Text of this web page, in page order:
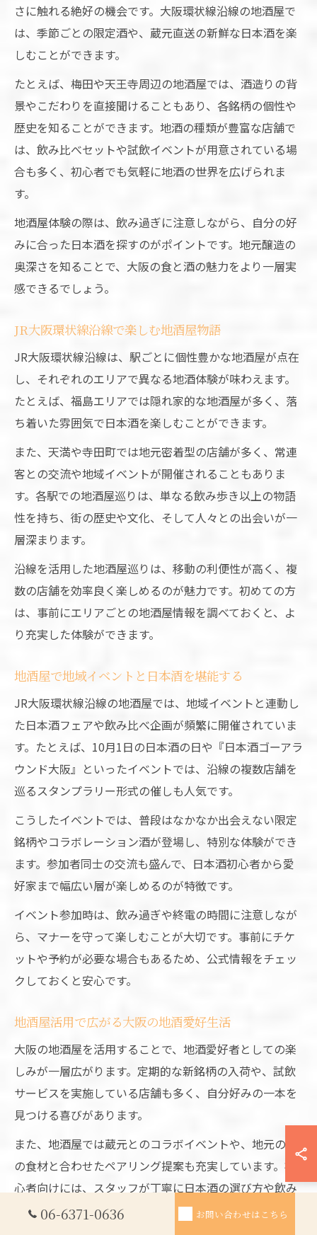
さに触れる絶好の機会です。大阪環状線沿線の地酒屋で
は、季節ごとの限定酒や、蔵元直送の新鮮な日本酒を楽
しむことができます。
たとえば、梅田や天王寺周辺の地酒屋では、酒造りの背
景やこだわりを直接聞けることもあり、各銘柄の個性や
歴史を知ることができます。地酒の種類が豊富な店舗で
は、飲み比べセットや試飲イベントが用意されている場
合も多く、初心者でも気軽に地酒の世界を広げられま
す。
地酒屋体験の際は、飲み過ぎに注意しながら、自分の好
みに合った日本酒を探すのがポイントです。地元醸造の
奥深さを知ることで、大阪の食と酒の魅力をより一層実
感できるでしょう。
JR大阪環状線沿線で楽しむ地酒屋物語
JR大阪環状線沿線は、駅ごとに個性豊かな地酒屋が点在
し、それぞれのエリアで異なる地酒体験が味わえます。
たとえば、福島エリアでは隠れ家的な地酒屋が多く、落
ち着いた雰囲気で日本酒を楽しむことができます。
また、天満や寺田町では地元密着型の店舗が多く、常連
客との交流や地域イベントが開催されることもありま
す。各駅での地酒屋巡りは、単なる飲み歩き以上の物語
性を持ち、街の歴史や文化、そして人々との出会いが一
層深まります。
沿線を活用した地酒屋巡りは、移動の利便性が高く、複
数の店舗を効率良く楽しめるのが魅力です。初めての方
は、事前にエリアごとの地酒屋情報を調べておくと、よ
り充実した体験ができます。
地酒屋で地域イベントと日本酒を堪能する
JR大阪環状線沿線の地酒屋では、地域イベントと連動し
た日本酒フェアや飲み比べ企画が頻繁に開催されていま
す。たとえば、10月1日の日本酒の日や『日本酒ゴーアラ
ウンド大阪』といったイベントでは、沿線の複数店舗を
巡るスタンプラリー形式の催しも人気です。
こうしたイベントでは、普段はなかなか出会えない限定
銘柄やコラボレーション酒が登場し、特別な体験ができ
ます。参加者同士の交流も盛んで、日本酒初心者から愛
好家まで幅広い層が楽しめるのが特徴です。
イベント参加時は、飲み過ぎや終電の時間に注意しなが
ら、マナーを守って楽しむことが大切です。事前にチケ
ットや予約が必要な場合もあるため、公式情報をチェッ
クしておくと安心です。
地酒屋活用で広がる大阪の地酒愛好生活
大阪の地酒屋を活用することで、地酒愛好者としての楽
しみが一層広がります。定期的な新銘柄の入荷や、試飲
サービスを実施している店舗も多く、自分好みの一本を
見つける喜びがあります。
また、地酒屋では蔵元とのコラボイベントや、地元の旬
の食材と合わせたペアリング提案も充実しています。初
心者向けには、スタッフが丁寧に日本酒の選び方や飲み
方をアドバイスしてくれるので、安心してチャレンジで
06-6371-0636 お問い合わせはこちら